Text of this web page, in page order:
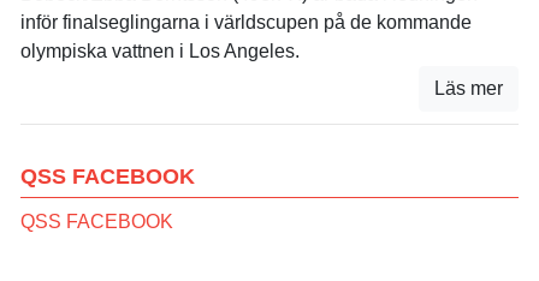
inför finalseglingarna i världscupen på de kommande
olympiska vattnen i Los Angeles.
Läs mer
QSS FACEBOOK
QSS FACEBOOK